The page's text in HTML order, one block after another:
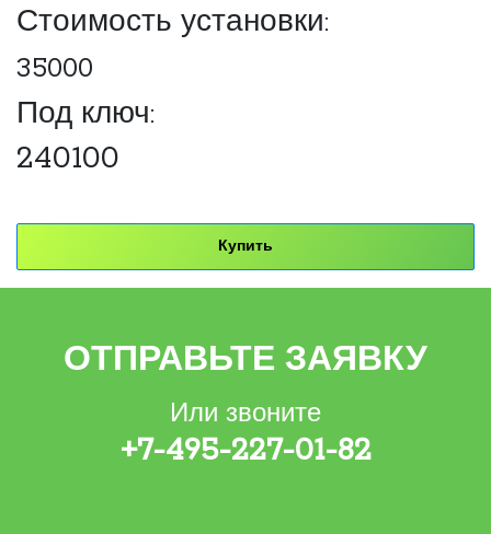
Стоимость установки:
35000
Под ключ:
240100
Купить
ОТПРАВЬТЕ ЗАЯВКУ
Или звоните
+7-495-227-01-82